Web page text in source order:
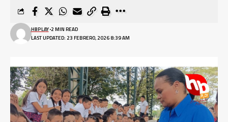
LAST UPDATED: 23 FEBRERO, 2026 8:39 AM
HBPLAY 2 MIN READ